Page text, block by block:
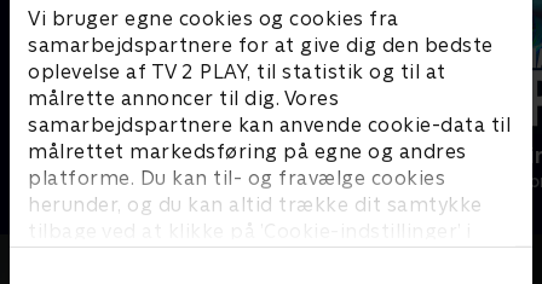
Vi bruger egne cookies og cookies fra
samarbejdspartnere for at give dig den bedste
oplevelse af TV 2 PLAY, til statistik og til at
målrette annoncer til dig. Vores
samarbejdspartnere kan anvende cookie-data til
målrettet markedsføring på egne og andres
platforme. Du kan til- og fravælge cookies
herunder, og du kan altid trække dit samtykke
tilbage ved at klikke på ’Cookie-indstillinger’ i
De vildeste helte
Drama • 1 sæsoner
Happy
Drama • 1